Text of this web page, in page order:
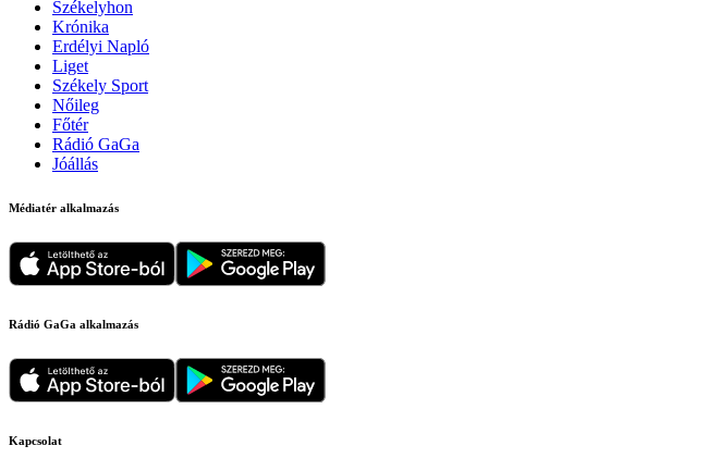
Székelyhon
Krónika
Erdélyi Napló
Liget
Székely Sport
Nőileg
Főtér
Rádió GaGa
Jóállás
Médiatér alkalmazás
Rádió GaGa alkalmazás
Kapcsolat